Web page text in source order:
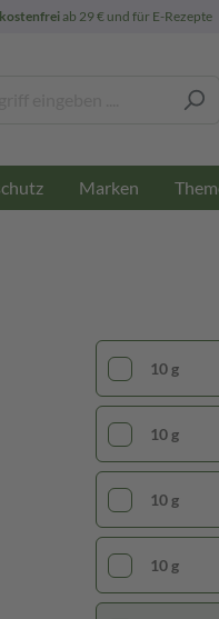
ab 29 € und für E-Rezepte
Marken
10 g
10 g
10 g
10 g